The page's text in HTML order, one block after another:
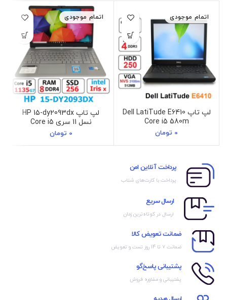
اتمام موجودی
لپ تاپ Dell LatiTude E6410
Core i5 580m
0 تومان
اتمام موجودی
لپ تاپ HP 15-dy2093dx
نسل 11 سری Core i5
0 تومان
پرداخت آنلاین امن
پرداخت با کارت‌های شتاب
ارسال سریع
ارسال در کوتاه‌ترین زمان
ضمانت تعویض کالا
ضمانت ۷ تا 14 روز تست و تعویض
پشتیبانی پاسخ‌گو
پشتیبانی و مشاوره فروش